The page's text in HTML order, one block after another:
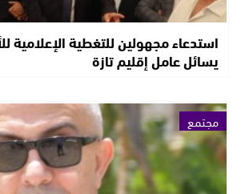
استدعاء مجهولين للتغطية الإعلامية
يسائل عامل إقليم تازة
مجتمع